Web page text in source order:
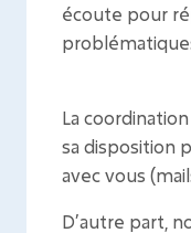
écoute pour
La
sa disposition
avec vous
D’autre part,